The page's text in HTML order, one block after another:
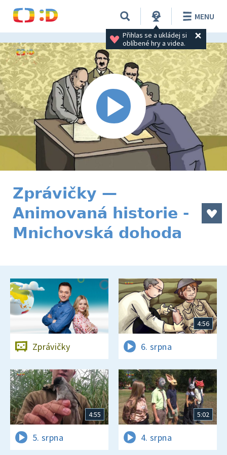
Přihlas se a ukládej si
oblíbené hry a videa.
MENU
Zprávičky —
Animovaná historie -
Mnichovská dohoda
Zprávičky
4:56
6. srpna
4:55
5. srpna
5:02
4. srpna